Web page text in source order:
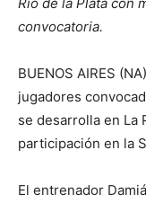
convocatoria.
BUENOS AIRES
jugadores
se desarrolla en La
participación en la
El entrenador